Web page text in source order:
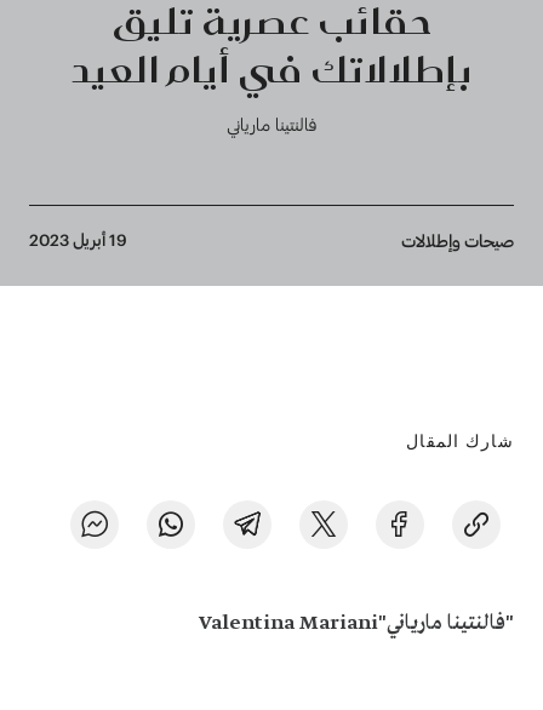
حقائب عصرية تليق
بإطلالاتك في أيام العيد
فالنتينا مارياني
Breadcrumb
صيحات وإطلالات 19 أبريل 2023
شارك المقال
"فالنتينا مارياني"Valentina Mariani